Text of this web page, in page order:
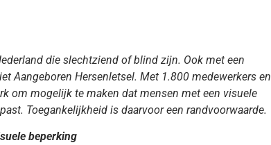
die slechtziend of blind zijn. Ook met een
Aangeboren Hersenletsel. Met 1.800 medewerkers en
om mogelijk te maken dat mensen met een visuele
Toegankelijkheid is daarvoor een randvoorwaarde.
beperking